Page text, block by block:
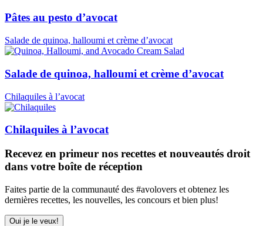
Pâtes au pesto d’avocat
Salade de quinoa, halloumi et crème d’avocat
Salade de quinoa, halloumi et crème d’avocat
Chilaquiles à l’avocat
Chilaquiles à l’avocat
Recevez en primeur nos recettes et nouveautés droit
dans votre boîte de réception
Faites partie de la communauté des #avolovers et obtenez les
dernières recettes, les nouvelles, les concours et bien plus!
Oui je le veux!